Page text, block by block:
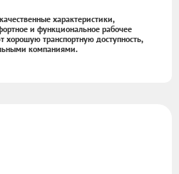
характеристики,
и функциональное рабочее
хорошую транспортную доступность,
компаниями.